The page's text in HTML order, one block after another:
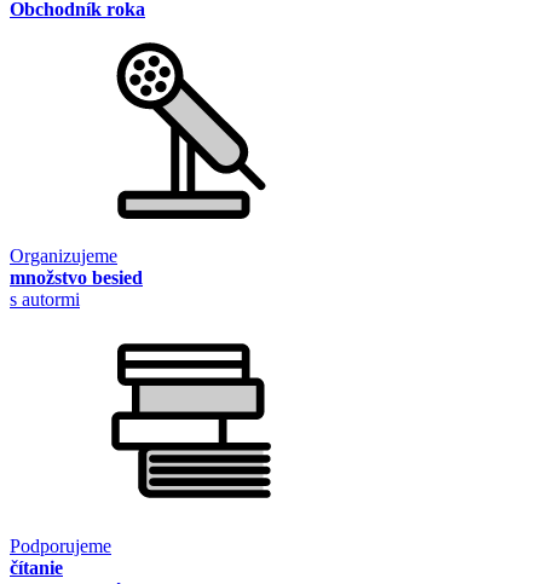
Obchodník roka
Organizujeme
množstvo besied
s autormi
Podporujeme
čítanie